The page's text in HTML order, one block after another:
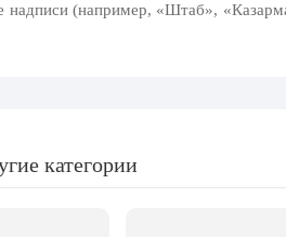
надписи (например, «Штаб»,
категории